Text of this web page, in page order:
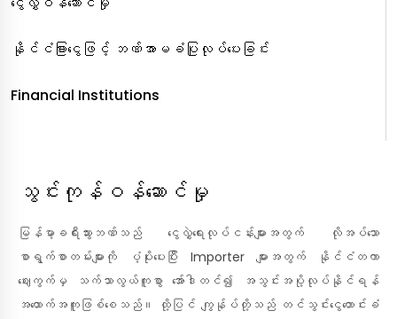
နိုင်ငံခြားငွေဖြင့် ဘဏ်အာမခံပြုလုပ်ပေးခြင်း
Financial Institutions
သွင်းကုန်ဝန်ဆောင်မှု
မြန်မာ့ခရီးသွားဘဏ်သည် ငွေလွှဲရေးလုပ်ငန်းများအတွက် လိုအပ်သော
စာရွက်စာတမ်းများကို ပံ့ပိုးပေးပြီး Importer များအတွက် နိုင်ငံတကာ
ဈေးကွက်မှ သက်သာလွယ်ကူစွာ အော်ဒါတင်၍ အသွင်းအပို့လုပ်နိုင်ရန်
အထောက်အကူဖြစ်စေသည်။ ထို့ပြင် ကျွန်ုပ်တို့သည် တင်သွင်းငွေတောင်းခံ